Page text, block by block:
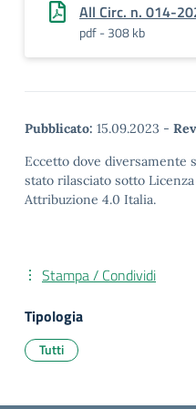
All Circ. n. 014-
pdf - 308 kb
Pubblicato: 15.09.2023 -
Eccetto dove diversamente
stato rilasciato sotto
Attribuzione 4.0 Italia.
Stampa / Condividi
Tipologia
Tutti